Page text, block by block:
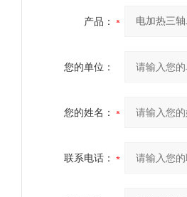
产品：
您的单位：
您的姓名：
联系电话：